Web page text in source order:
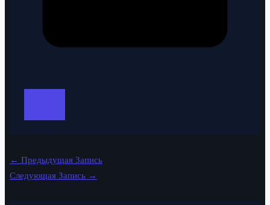
← Предыдущая Запись
Следующая Запись →